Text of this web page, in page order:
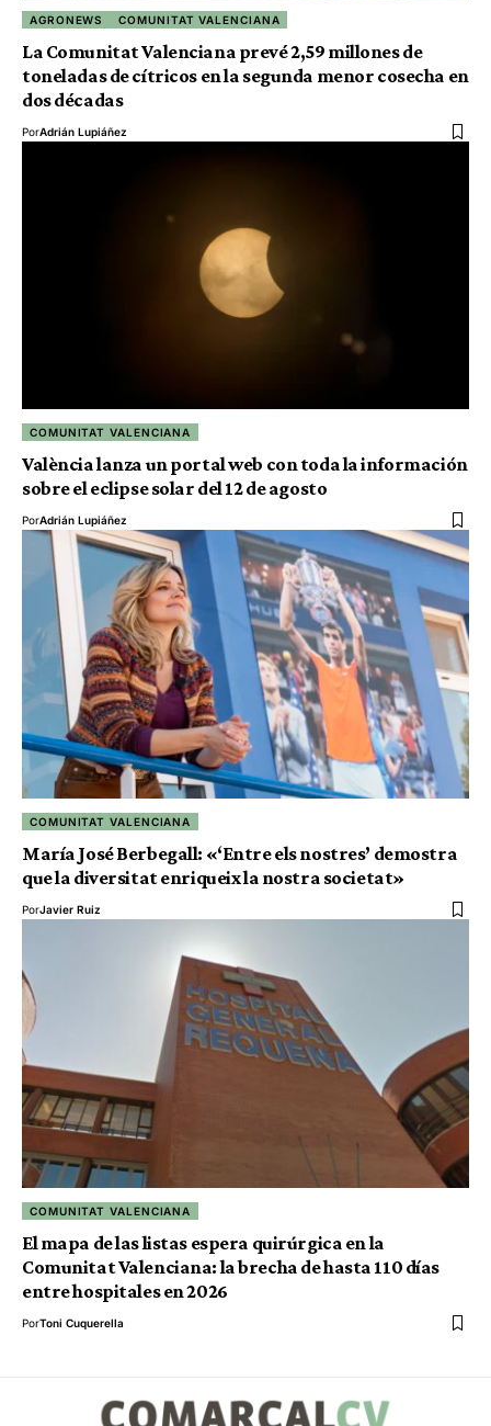
AGRONEWS COMUNITAT VALENCIANA
La Comunitat Valenciana prevé 2,59 millones de
toneladas de cítricos en la segunda menor cosecha en
dos décadas
PorAdrián Lupiáñez
COMUNITAT VALENCIANA
València lanza un portal web con toda la información
sobre el eclipse solar del 12 de agosto
PorAdrián Lupiáñez
COMUNITAT VALENCIANA
María José Berbegall: «‘Entre els nostres’ demostra
que la diversitat enriqueix la nostra societat»
PorJavier Ruiz
COMUNITAT VALENCIANA
El mapa de las listas espera quirúrgica en la
Comunitat Valenciana: la brecha de hasta 110 días
entre hospitales en 2026
PorToni Cuquerella